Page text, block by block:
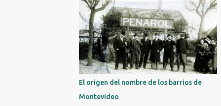
victoria de 1982 con figuras como Silvester
Stallone y Michael Caine, compartiendo
cartel con Pelé, Bobby Moore y el argentino
Osvaldo Ardiles, en una recreación muy libre
del llamado partido de la muerte jugado en
Kiev, Ucrania, el 9 de agosto de 1942, bajo la
ocupación nazi. Stallone atajando un penal
sobre la hora. Hoy nos enfocaremos en tres
historias de deportistas que fueron más allá,
El origen del nombre de los barrios de
Montevideo